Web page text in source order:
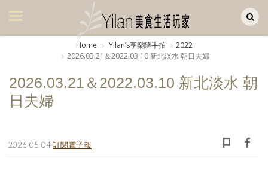
美食集
廚房集
旅遊集
Home Yilanʼs享樂隨手拍
2022
2026.03.21＆2022.03.10 新北淡水 朝日夫婦
2026.03.21＆2022.03.10 新北淡水 朝
日夫婦
2026-05-04訂閱電子報